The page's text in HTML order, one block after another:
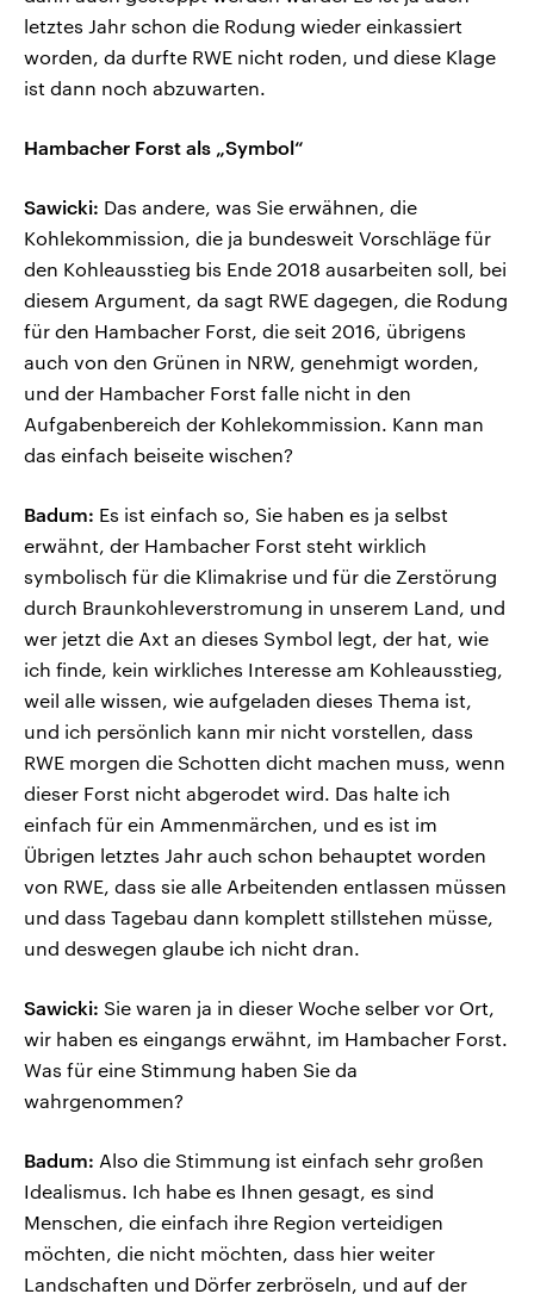
letztes Jahr schon die Rodung wieder einkassiert
worden, da durfte RWE nicht roden, und diese Klage
ist dann noch abzuwarten.
Hambacher Forst als „Symbol“
Sawicki: Das andere, was Sie erwähnen, die
Kohlekommission, die ja bundesweit Vorschläge für
den Kohleausstieg bis Ende 2018 ausarbeiten soll, bei
diesem Argument, da sagt RWE dagegen, die Rodung
für den Hambacher Forst, die seit 2016, übrigens
auch von den Grünen in NRW, genehmigt worden,
und der Hambacher Forst falle nicht in den
Aufgabenbereich der Kohlekommission. Kann man
das einfach beiseite wischen?
Badum: Es ist einfach so, Sie haben es ja selbst
erwähnt, der Hambacher Forst steht wirklich
symbolisch für die Klimakrise und für die Zerstörung
durch Braunkohleverstromung in unserem Land, und
wer jetzt die Axt an dieses Symbol legt, der hat, wie
ich finde, kein wirkliches Interesse am Kohleausstieg,
weil alle wissen, wie aufgeladen dieses Thema ist,
und ich persönlich kann mir nicht vorstellen, dass
RWE morgen die Schotten dicht machen muss, wenn
dieser Forst nicht abgerodet wird. Das halte ich
einfach für ein Ammenmärchen, und es ist im
Übrigen letztes Jahr auch schon behauptet worden
von RWE, dass sie alle Arbeitenden entlassen müssen
und dass Tagebau dann komplett stillstehen müsse,
und deswegen glaube ich nicht dran.
Sawicki: Sie waren ja in dieser Woche selber vor Ort,
wir haben es eingangs erwähnt, im Hambacher Forst.
Was für eine Stimmung haben Sie da
wahrgenommen?
Badum: Also die Stimmung ist einfach sehr großen
Idealismus. Ich habe es Ihnen gesagt, es sind
Menschen, die einfach ihre Region verteidigen
möchten, die nicht möchten, dass hier weiter
Landschaften und Dörfer zerbröseln, und auf der